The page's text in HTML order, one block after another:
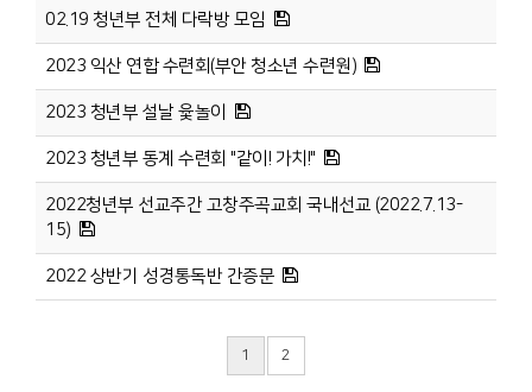
02.19 청년부 전체 다락방 모임
2023 익산 연합 수련회(부안 청소년 수련원)
2023 청년부 설날 윷놀이
2023 청년부 동계 수련회 "같이! 가치!"
2022청년부 선교주간 고창주곡교회 국내선교 (2022.7.13-
15)
2022 상반기 성경통독반 간증문
1 2